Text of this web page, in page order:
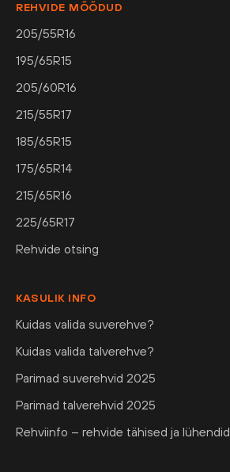
REHVIDE MÕÕDUD
205/55R16
195/65R15
205/60R16
215/55R17
185/65R15
175/65R14
215/65R16
225/65R17
Rehvide otsing
KASULIK INFO
Kuidas valida suverehve?
Kuidas valida talverehve?
Parimad suverehvid 2025
Parimad talverehvid 2025
Rehviinfo – rehvide tähised ja lühendid